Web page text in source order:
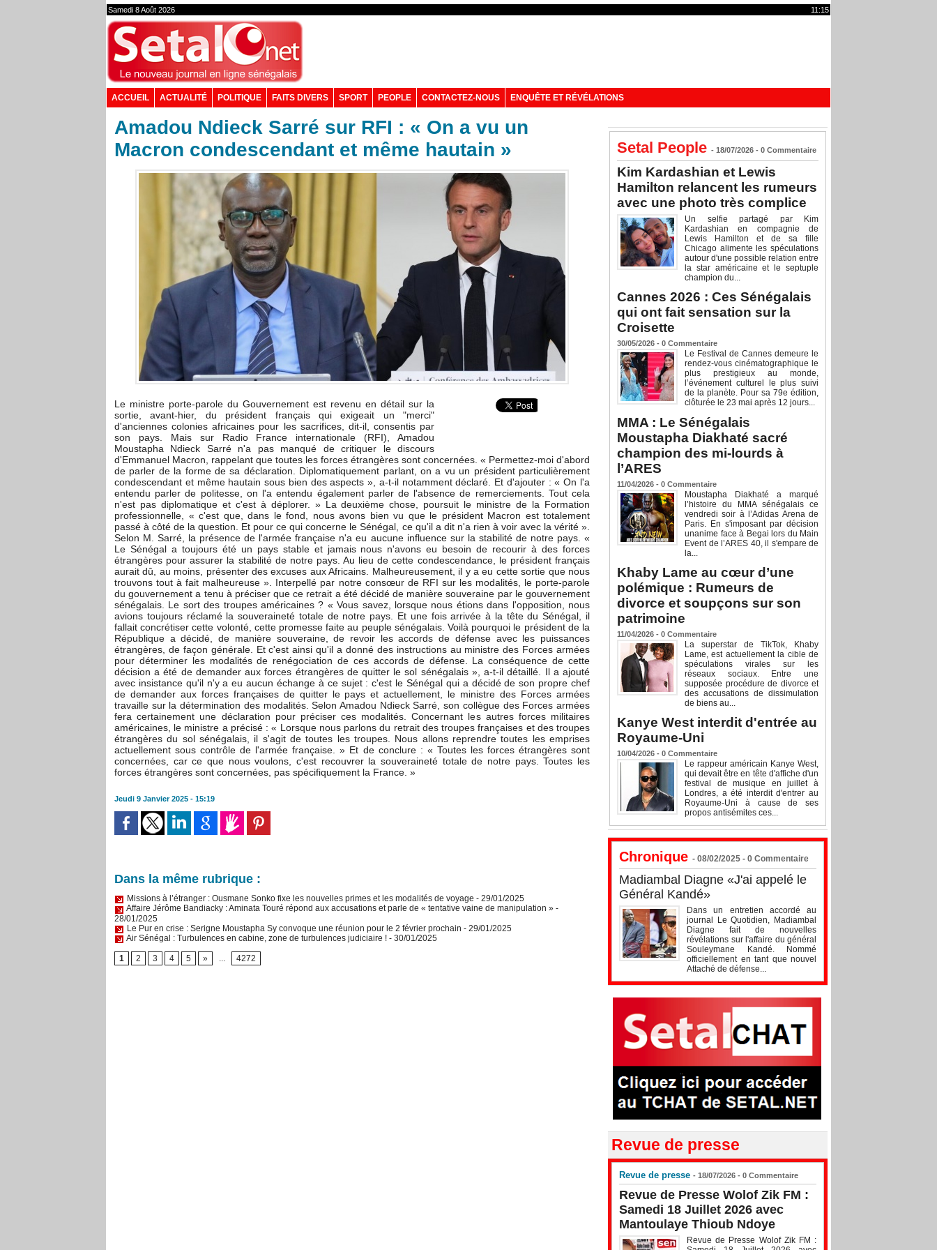
Samedi 8 Août 2026 11:15
ACCUEIL ACTUALITÉ POLITIQUE FAITS DIVERS SPORT PEOPLE CONTACTEZ-NOUS ENQUÊTE ET RÉVÉLATIONS
Amadou Ndieck Sarré sur RFI : « On a vu un
Macron condescendant et même hautain »
Le ministre porte-parole du Gouvernement est revenu en détail sur la
sortie, avant-hier, du président français qui exigeait un "merci"
d'anciennes colonies africaines pour les sacrifices, dit-il, consentis par
son pays. Mais sur Radio France internationale (RFI), Amadou
Moustapha Ndieck Sarré n'a pas manqué de critiquer le discours
d'Emmanuel Macron, rappelant que toutes les forces étrangères sont concernées. « Permettez-moi d'abord
de parler de la forme de sa déclaration. Diplomatiquement parlant, on a vu un président particulièrement
condescendant et même hautain sous bien des aspects », a-t-il notamment déclaré. Et d'ajouter : « On l'a
entendu parler de politesse, on l'a entendu également parler de l'absence de remerciements. Tout cela
n'est pas diplomatique et c'est à déplorer. » La deuxième chose, poursuit le ministre de la Formation
professionnelle, « c'est que, dans le fond, nous avons bien vu que le président Macron est totalement
passé à côté de la question. Et pour ce qui concerne le Sénégal, ce qu'il a dit n'a rien à voir avec la vérité ».
Selon M. Sarré, la présence de l'armée française n'a eu aucune influence sur la stabilité de notre pays. «
Le Sénégal a toujours été un pays stable et jamais nous n'avons eu besoin de recourir à des forces
étrangères pour assurer la stabilité de notre pays. Au lieu de cette condescendance, le président français
aurait dû, au moins, présenter des excuses aux Africains. Malheureusement, il y a eu cette sortie que nous
trouvons tout à fait malheureuse ». Interpellé par notre consœur de RFI sur les modalités, le porte-parole
du gouvernement a tenu à préciser que ce retrait a été décidé de manière souveraine par le gouvernement
sénégalais. Le sort des troupes américaines ? « Vous savez, lorsque nous étions dans l'opposition, nous
avions toujours réclamé la souveraineté totale de notre pays. Et une fois arrivée à la tête du Sénégal, il
fallait concrétiser cette volonté, cette promesse faite au peuple sénégalais. Voilà pourquoi le président de la
République a décidé, de manière souveraine, de revoir les accords de défense avec les puissances
étrangères, de façon générale. Et c'est ainsi qu'il a donné des instructions au ministre des Forces armées
pour déterminer les modalités de renégociation de ces accords de défense. La conséquence de cette
décision a été de demander aux forces étrangères de quitter le sol sénégalais », a-t-il détaillé. Il a ajouté
avec insistance qu'il n'y a eu aucun échange à ce sujet : c'est le Sénégal qui a décidé de son propre chef
de demander aux forces françaises de quitter le pays et actuellement, le ministre des Forces armées
travaille sur la détermination des modalités. Selon Amadou Ndieck Sarré, son collègue des Forces armées
fera certainement une déclaration pour préciser ces modalités. Concernant les autres forces militaires
américaines, le ministre a précisé : « Lorsque nous parlons du retrait des troupes françaises et des troupes
étrangères du sol sénégalais, il s'agit de toutes les troupes. Nous allons reprendre toutes les emprises
actuellement sous contrôle de l'armée française. » Et de conclure : « Toutes les forces étrangères sont
concernées, car ce que nous voulons, c'est recouvrer la souveraineté totale de notre pays. Toutes les
forces étrangères sont concernées, pas spécifiquement la France. »
Jeudi 9 Janvier 2025 - 15:19
Dans la même rubrique :
Missions à l’étranger : Ousmane Sonko fixe les nouvelles primes et les modalités de voyage - 29/01/2025
Affaire Jérôme Bandiacky : Aminata Touré répond aux accusations et parle de « tentative vaine de manipulation » -
28/01/2025
Le Pur en crise : Serigne Moustapha Sy convoque une réunion pour le 2 février prochain - 29/01/2025
Air Sénégal : Turbulences en cabine, zone de turbulences judiciaire ! - 30/01/2025
1 2 3 4 5 » ... 4272
Setal People - 18/07/2026 - 0 Commentaire
Kim Kardashian et Lewis
Hamilton relancent les rumeurs
avec une photo très complice
Un selfie partagé par Kim
Kardashian en compagnie de
Lewis Hamilton et de sa fille
Chicago alimente les spéculations
autour d'une possible relation entre
la star américaine et le septuple
champion du...
Cannes 2026 : Ces Sénégalais
qui ont fait sensation sur la
Croisette
30/05/2026 - 0 Commentaire
Le Festival de Cannes demeure le
rendez-vous cinématographique le
plus prestigieux au monde,
l’événement culturel le plus suivi
de la planète. Pour sa 79e édition,
clôturée le 23 mai après 12 jours...
MMA : Le Sénégalais
Moustapha Diakhaté sacré
champion des mi-lourds à
l’ARES
11/04/2026 - 0 Commentaire
Moustapha Diakhaté a marqué
l’histoire du MMA sénégalais ce
vendredi soir à l’Adidas Arena de
Paris. En s'imposant par décision
unanime face à Begai lors du Main
Event de l’ARES 40, il s'empare de
la...
Khaby Lame au cœur d’une
polémique : Rumeurs de
divorce et soupçons sur son
patrimoine
11/04/2026 - 0 Commentaire
La superstar de TikTok, Khaby
Lame, est actuellement la cible de
spéculations virales sur les
réseaux sociaux. Entre une
supposée procédure de divorce et
des accusations de dissimulation
de biens au...
Kanye West interdit d'entrée au
Royaume-Uni
10/04/2026 - 0 Commentaire
Le rappeur américain Kanye West,
qui devait être en tête d'affiche d'un
festival de musique en juillet à
Londres, a été interdit d'entrer au
Royaume-Uni à cause de ses
propos antisémites ces...
Chronique - 08/02/2025 - 0 Commentaire
Madiambal Diagne «J'ai appelé le
Général Kandé»
Dans un entretien accordé au
journal Le Quotidien, Madiambal
Diagne fait de nouvelles
révélations sur l'affaire du général
Souleymane Kandé. Nommé
officiellement en tant que nouvel
Attaché de défense...
Revue de presse
Revue de presse - 18/07/2026 - 0 Commentaire
Revue de Presse Wolof Zik FM :
Samedi 18 Juillet 2026 avec
Mantoulaye Thioub Ndoye
Revue de Presse Wolof Zik FM :